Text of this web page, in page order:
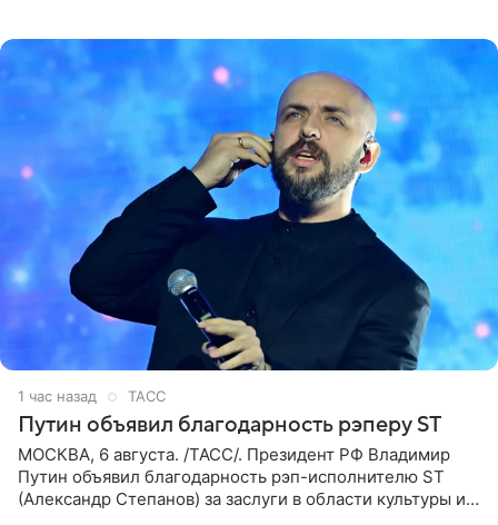
1 час назад ТАСС
Путин объявил благодарность рэперу ST
МОСКВА, 6 августа. /ТАСС/. Президент РФ Владимир
Путин объявил благодарность рэп-исполнителю ST
(Александр Степанов) за заслуги в области культуры и